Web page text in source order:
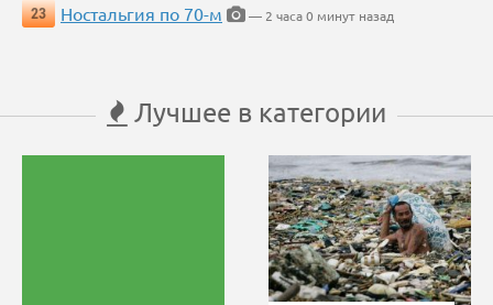
23
Ностальгия по 70-м — 2 часа 0 минут назад
Лучшее в категории